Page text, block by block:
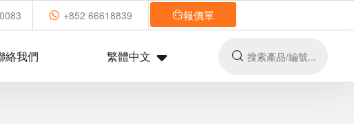
+852 66618839 報價單
絡我們 繁體中文